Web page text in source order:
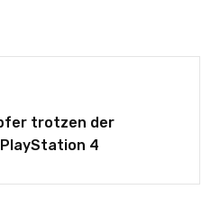
trotzen der
4